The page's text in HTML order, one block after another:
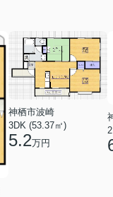
神栖市波崎
3DK (53.37㎡)
5.2万円